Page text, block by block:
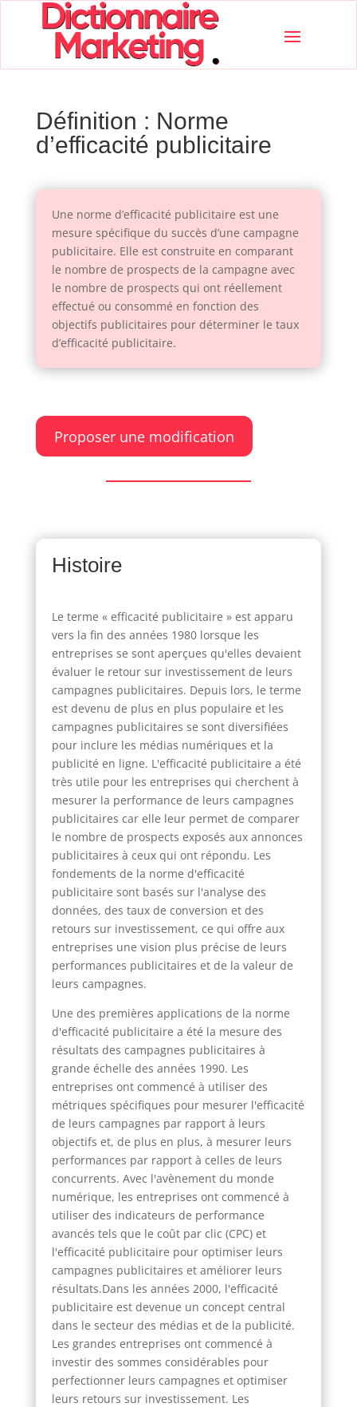
Définition : Norme
d’efficacité publicitaire
Une norme d’efficacité publicitaire est une
mesure spécifique du succès d’une campagne
publicitaire. Elle est construite en comparant
le nombre de prospects de la campagne avec
le nombre de prospects qui ont réellement
effectué ou consommé en fonction des
objectifs publicitaires pour déterminer le taux
d’efficacité publicitaire.
Proposer une modification
Histoire
Le terme « efficacité publicitaire » est apparu
vers la fin des années 1980 lorsque les
entreprises se sont aperçues qu'elles devaient
évaluer le retour sur investissement de leurs
campagnes publicitaires. Depuis lors, le terme
est devenu de plus en plus populaire et les
campagnes publicitaires se sont diversifiées
pour inclure les médias numériques et la
publicité en ligne. L'efficacité publicitaire a été
très utile pour les entreprises qui cherchent à
mesurer la performance de leurs campagnes
publicitaires car elle leur permet de comparer
le nombre de prospects exposés aux annonces
publicitaires à ceux qui ont répondu. Les
fondements de la norme d'efficacité
publicitaire sont basés sur l'analyse des
données, des taux de conversion et des
retours sur investissement, ce qui offre aux
entreprises une vision plus précise de leurs
performances publicitaires et de la valeur de
leurs campagnes.
Une des premières applications de la norme
d'efficacité publicitaire a été la mesure des
résultats des campagnes publicitaires à
grande échelle des années 1990. Les
entreprises ont commencé à utiliser des
métriques spécifiques pour mesurer l'efficacité
de leurs campagnes par rapport à leurs
objectifs et, de plus en plus, à mesurer leurs
performances par rapport à celles de leurs
concurrents. Avec l'avènement du monde
numérique, les entreprises ont commencé à
utiliser des indicateurs de performance
avancés tels que le coût par clic (CPC) et
l'efficacité publicitaire pour optimiser leurs
campagnes publicitaires et améliorer leurs
résultats.Dans les années 2000, l'efficacité
publicitaire est devenue un concept central
dans le secteur des médias et de la publicité.
Les grandes entreprises ont commencé à
investir des sommes considérables pour
perfectionner leurs campagnes et optimiser
leurs retours sur investissement. Les